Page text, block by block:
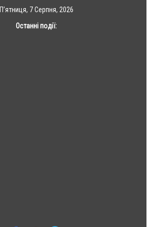
П’ятниця, 7 Серпня, 2026
Останні події: